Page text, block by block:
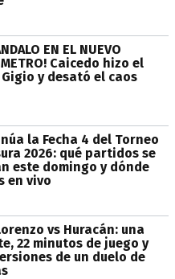
EN EL NUEVO
Caicedo hizo el
y desató el caos
la Fecha 4 del Torneo
2026: qué partidos se
este domingo y dónde
en vivo
vs Huracán: una
22 minutos de juego y
de un duelo de